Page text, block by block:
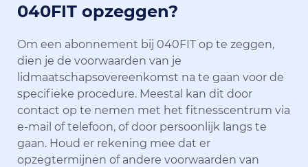
040FIT opzeggen?
Om een abonnement bij 040FIT op te zeggen,
dien je de voorwaarden van je
lidmaatschapsovereenkomst na te gaan voor de
specifieke procedure. Meestal kan dit door
contact op te nemen met het fitnesscentrum via
e-mail of telefoon, of door persoonlijk langs te
gaan. Houd er rekening mee dat er
opzegtermijnen of andere voorwaarden van